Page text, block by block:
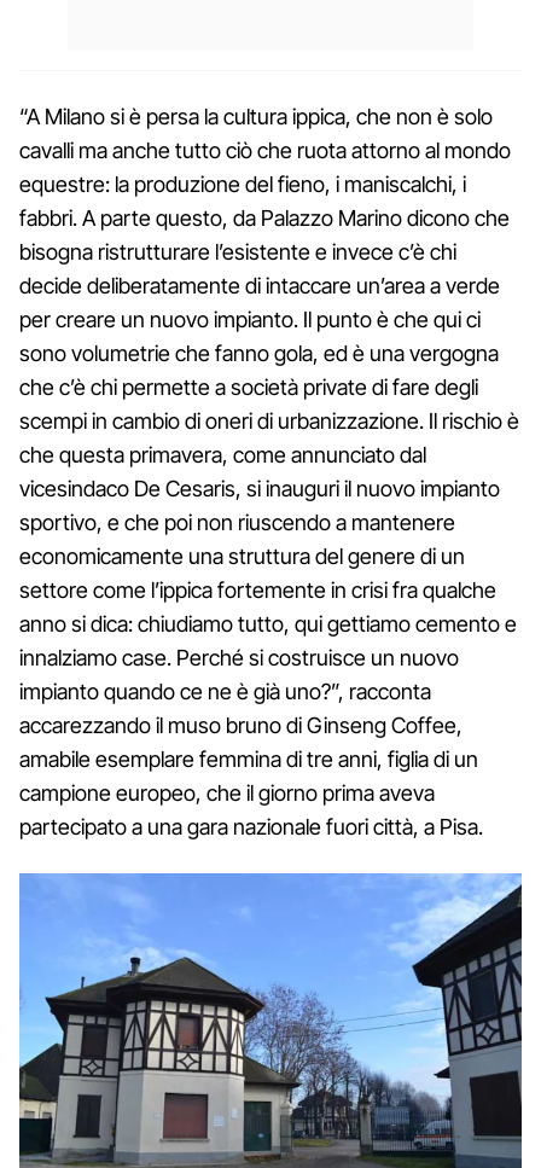
“A Milano si è persa la cultura ippica, che non è solo
cavalli ma anche tutto ciò che ruota attorno al mondo
equestre: la produzione del fieno, i maniscalchi, i
fabbri. A parte questo, da Palazzo Marino dicono che
bisogna ristrutturare l’esistente e invece c’è chi
decide deliberatamente di intaccare un’area a verde
per creare un nuovo impianto. Il punto è che qui ci
sono volumetrie che fanno gola, ed è una vergogna
che c’è chi permette a società private di fare degli
scempi in cambio di oneri di urbanizzazione. Il rischio è
che questa primavera, come annunciato dal
vicesindaco De Cesaris, si inauguri il nuovo impianto
sportivo, e che poi non riuscendo a mantenere
economicamente una struttura del genere di un
settore come l’ippica fortemente in crisi fra qualche
anno si dica: chiudiamo tutto, qui gettiamo cemento e
innalziamo case. Perché si costruisce un nuovo
impianto quando ce ne è già uno?”, racconta
accarezzando il muso bruno di Ginseng Coffee,
amabile esemplare femmina di tre anni, figlia di un
campione europeo, che il giorno prima aveva
partecipato a una gara nazionale fuori città, a Pisa.